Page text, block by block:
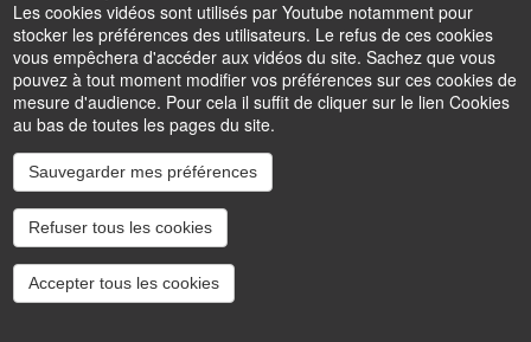
Amand
Station Tramway et Bus : Université - Parc Floral
InstagramLinkedInYoutube
Accessibilité : partiellement conforme
Cookies
Intranet
Les cookies vidéos sont utilisés par Youtube notamment pour
stocker les préférences des utilisateurs. Le refus de ces cookies
vous empêchera d'accéder aux vidéos du site. Sachez que vous
pouvez à tout moment modifier vos préférences sur ces cookies de
mesure d'audience. Pour cela il suffit de cliquer sur le lien Cookies
au bas de toutes les pages du site.
Sauvegarder mes préférences
Refuser tous les cookies
Accepter tous les cookies